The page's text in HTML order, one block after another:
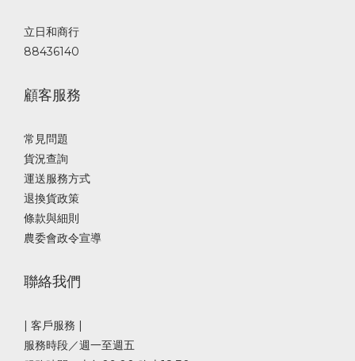
立日和商行
88436140
顧客服務
常見問題
貨況查詢
運送服務方式
退換貨政策
條款與細則
農委會政令宣導
聯絡我們
| 客戶服務 |
服務時段／週一至週五